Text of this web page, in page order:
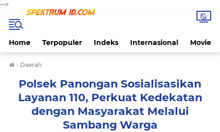
-->
Home Terpopuler Indeks Internasional Movie
› Daerah
Polsek Panongan Sosialisasikan
Layanan 110, Perkuat Kedekatan
dengan Masyarakat Melalui
Sambang Warga